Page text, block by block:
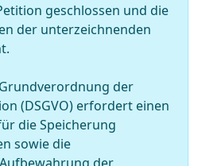
geschlossen und die
der unterzeichnenden
der
(DSGVO) erfordert einen
die Speicherung
sowie die